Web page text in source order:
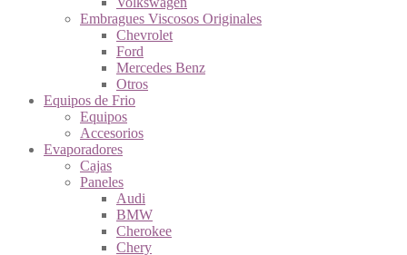
Embragues Viscosos Originales
Chevrolet
Ford
Mercedes Benz
Otros
Equipos de Frio
Equipos
Accesorios
Evaporadores
Cajas
Paneles
Audi
BMW
Cherokee
Chery